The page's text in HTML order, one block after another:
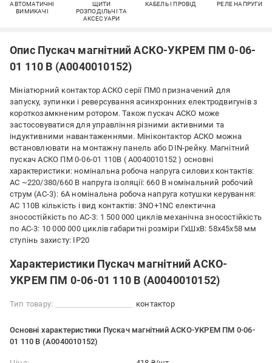
АВТОМАТИЧНІ
ВИМИКАЧІ
ЩИТИ
РОЗПОДІЛЬЧІ ТА
АКСЕСУАРИ
КАБЕЛЬ І ПРОВІД РЕЛЕ НАПРУГИ
Опис Пускач магнітний АСКО-УКРЕМ ПМ 0-06-
01 110 В (A0040010152)
Мініатюрний контактор АСКО серії ПМ0 призначений для
запуску, зупинки і реверсування асинхронних електродвигунів з
короткозамкненим ротором. Також пускач АСКО може
застосовуватися для управління різними активними та
індуктивними навантаженнями. Мініконтактор АСКО можна
встановлювати на монтажну панель або DIN-рейку. Магнітний
пускач АСКО ПМ 0-06-01 110В ( A0040010152 ) основні
характеристики: номінальна робоча напруга силових контактів:
AC ~220/380/660 В напруга ізоляції: 660 В номінальний робочий
струм (AC-3): 6А номінальна робоча напруга котушки керування:
AC 110В кількість і вид контактів: 3NO+1NC електична
зносостійкість по AC-3: 1 500 000 циклів механічна зносостійкість
по AC-3: 10 000 000 циклів габаритні розміри ГхШхВ: 58х45х58 мм
ступінь захисту: IP20
Характеристики Пускач магнітний АСКО-
УКРЕМ ПМ 0-06-01 110 В (A0040010152)
Тип товару: контактор
Основні характеристики Пускач магнітний АСКО-УКРЕМ ПМ 0-06-
01 110 В (A0040010152)